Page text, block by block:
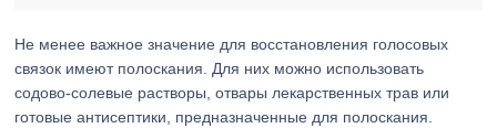
Не менее важное значение для восстановления голосовых
связок имеют полоскания. Для них можно использовать
содово-солевые растворы, отвары лекарственных трав или
готовые антисептики, предназначенные для полоскания.